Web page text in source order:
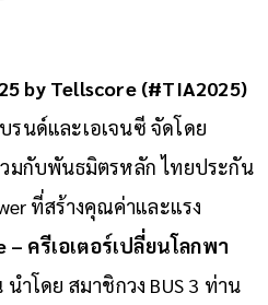
by Tellscore (#TIA2025)
รนด์และเอเจนซี จัดโดย
มกับพันธมิตรหลัก ไทยประกัน
ที่สร้างคุณค่าและแรง
ครีเอเตอร์เปลี่ยนโลกพา
ำโดย สมาชิกวง BUS 3 ท่าน